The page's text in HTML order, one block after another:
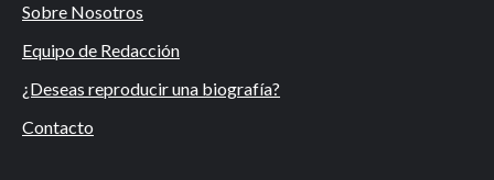
Sobre Nosotros
Equipo de Redacción
¿Deseas reproducir una biografía?
Contacto